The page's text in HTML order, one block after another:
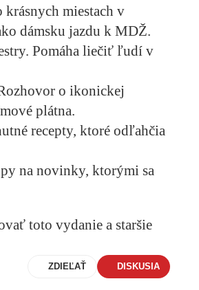
miestach v
dámsku jazdu k MDŽ.
Pomáha liečiť ľudí v
o ikonickej
plátna.
recepty, ktoré odľahčia
na novinky, ktorými sa
toto vydanie a staršie
ZDIEĽAŤ DISKUSIA